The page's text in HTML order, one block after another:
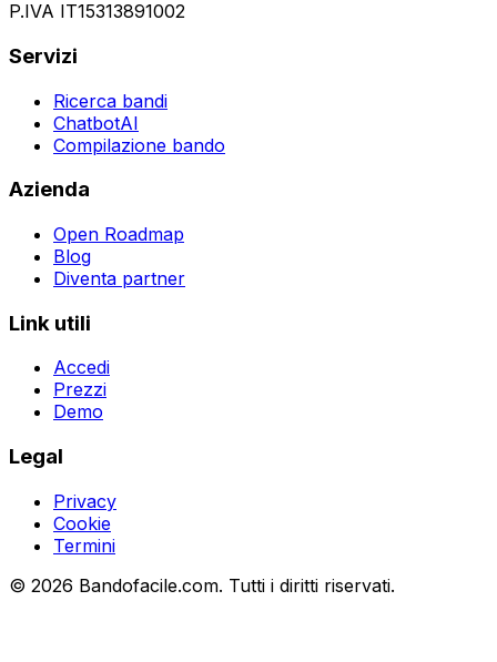
P.IVA IT15313891002
Servizi
Ricerca bandi
ChatbotAI
Compilazione bando
Azienda
Open Roadmap
Blog
Diventa partner
Link utili
Accedi
Prezzi
Demo
Legal
Privacy
Cookie
Termini
© 2026 Bandofacile.com. Tutti i diritti riservati.